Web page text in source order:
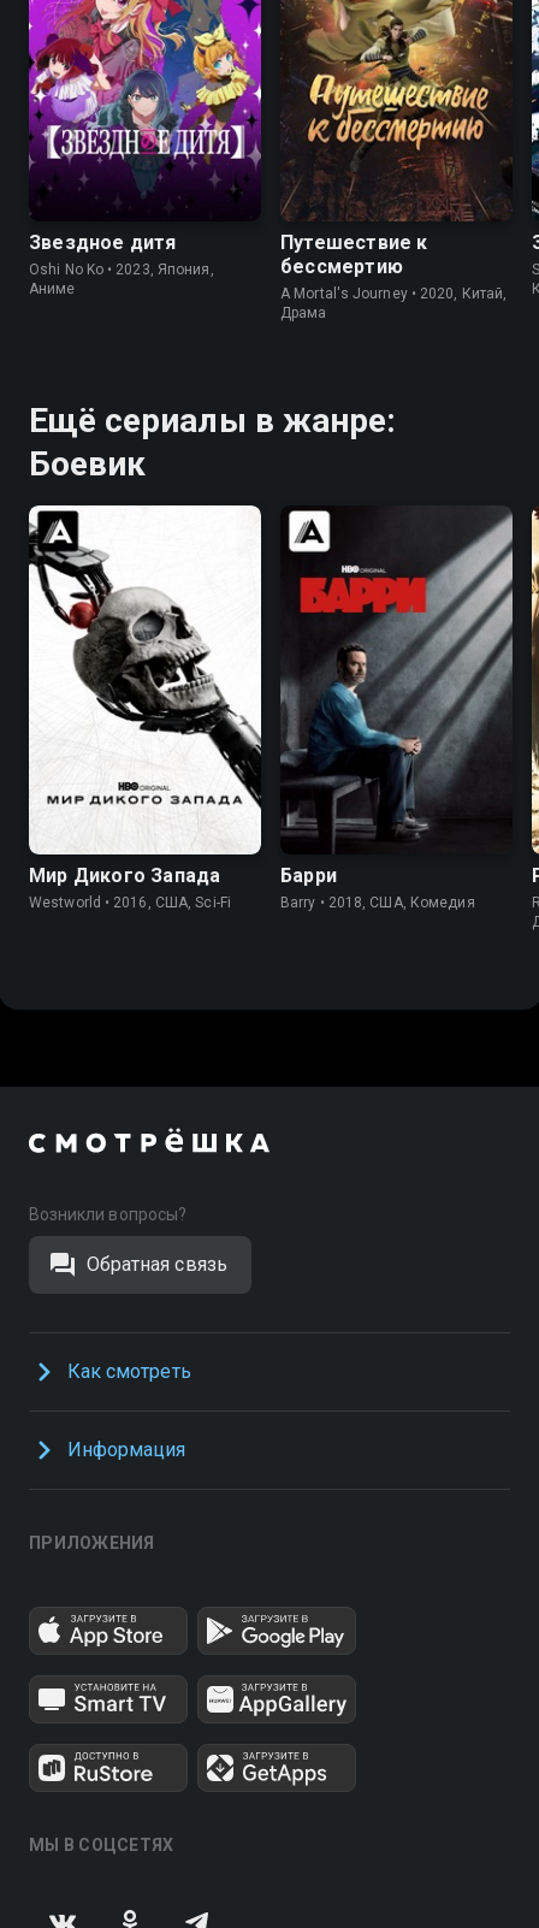
8.5
Звездное дитя
Oshi No Ko • 2023, Япония,
Аниме
7.9 6.9
Путешествие к
бессмертию
A Mortal's Journey • 2020, Китай,
Драма
Ещё сериалы в жанре:
Боевик
8.4
Мир Дикого Запада
Westworld • 2016, США, Sci-Fi
7.6 8.3
Барри
Barry • 2018, США, Комедия
Возникли вопросы?
Обратная связь
Как смотреть
Информация
ПРИЛОЖЕНИЯ
МЫ В СОЦСЕТЯХ